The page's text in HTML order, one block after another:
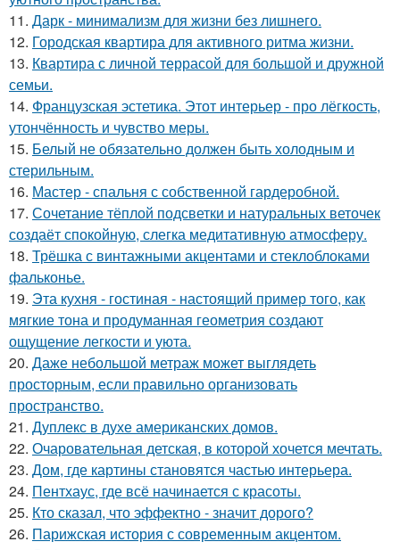
11. Дарк - минимализм для жизни без лишнего.
12. Городская квартира для активного ритма жизни.
13. Квартира с личной террасой для большой и дружной
семьи.
14. Французская эстетика. Этот интерьер - про лёгкость,
утончённость и чувство меры.
15. Белый не обязательно должен быть холодным и
стерильным.
16. Мастер - спальня с собственной гардеробной.
17. Сочетание тёплой подсветки и натуральных веточек
создаёт спокойную, слегка медитативную атмосферу.
18. Трёшка с винтажными акцентами и стеклоблоками
фальконье.
19. Эта кухня - гостиная - настоящий пример того, как
мягкие тона и продуманная геометрия создают
ощущение легкости и уюта.
20. Даже небольшой метраж может выглядеть
просторным, если правильно организовать
пространство.
21. Дуплекс в духе американских домов.
22. Очаровательная детская, в которой хочется мечтать.
23. Дом, где картины становятся частью интерьера.
24. Пентхаус, где всё начинается с красоты.
25. Кто сказал, что эффектно - значит дорого?
26. Парижская история с современным акцентом.